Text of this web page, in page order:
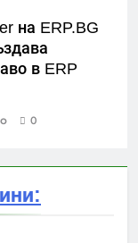
на ERP.BG
в ERP
0